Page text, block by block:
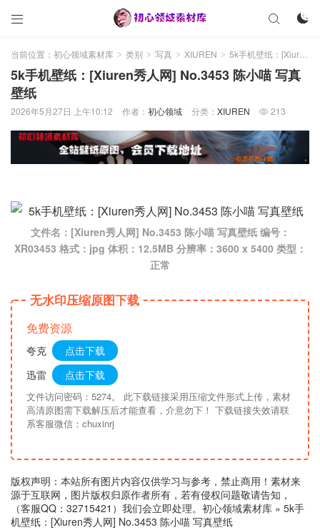
 

当前位置： 初心领域素材库 > 类别 > 写真 > XIUREN > 5k手机壁纸：[Xiuren秀人网] No.3453 陈小喵 写真壁纸
5k手机壁纸：[Xiuren秀人网] No.3453 陈小喵 写真
壁纸
2026年5月27日 上午10:12 作者： 初心领域 分类： XIUREN  213
文件名：[Xiuren秀人网] No.3453 陈小喵 写真壁纸 编号：
XR03453 格式：jpg 体积：12.5MB 分辨率：3600 x 5400 类型：
正常
无水印压缩原图下载
免费资源
夸克
点击下载
迅雷
点击下载
文件访问密码：5274。 此下载链接采用压缩文件形式上传，素材
高清原图需下载解压后才能查看，介意勿下！ 下载链接失效请联
系客服微信：chuxinrj
版权声明：本站所有图片内容仅供学习与参考，禁止商用！素材来
源于互联网，图片版权归原作者所有，若有侵权问题敬请告知，
（客服QQ：32715421）我们会立即处理。 初心领域素材库 » 5k手
机壁纸：[Xiuren秀人网] No.3453 陈小喵 写真壁纸